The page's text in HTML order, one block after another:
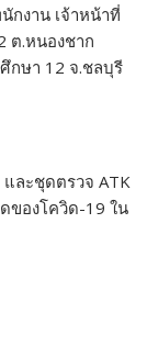
กงาน เจ้าหน้าที่
ต.หนองชาก
กษา 12 จ.ชลบุรี
ละชุดตรวจ ATK
ของโควิด-19 ใน